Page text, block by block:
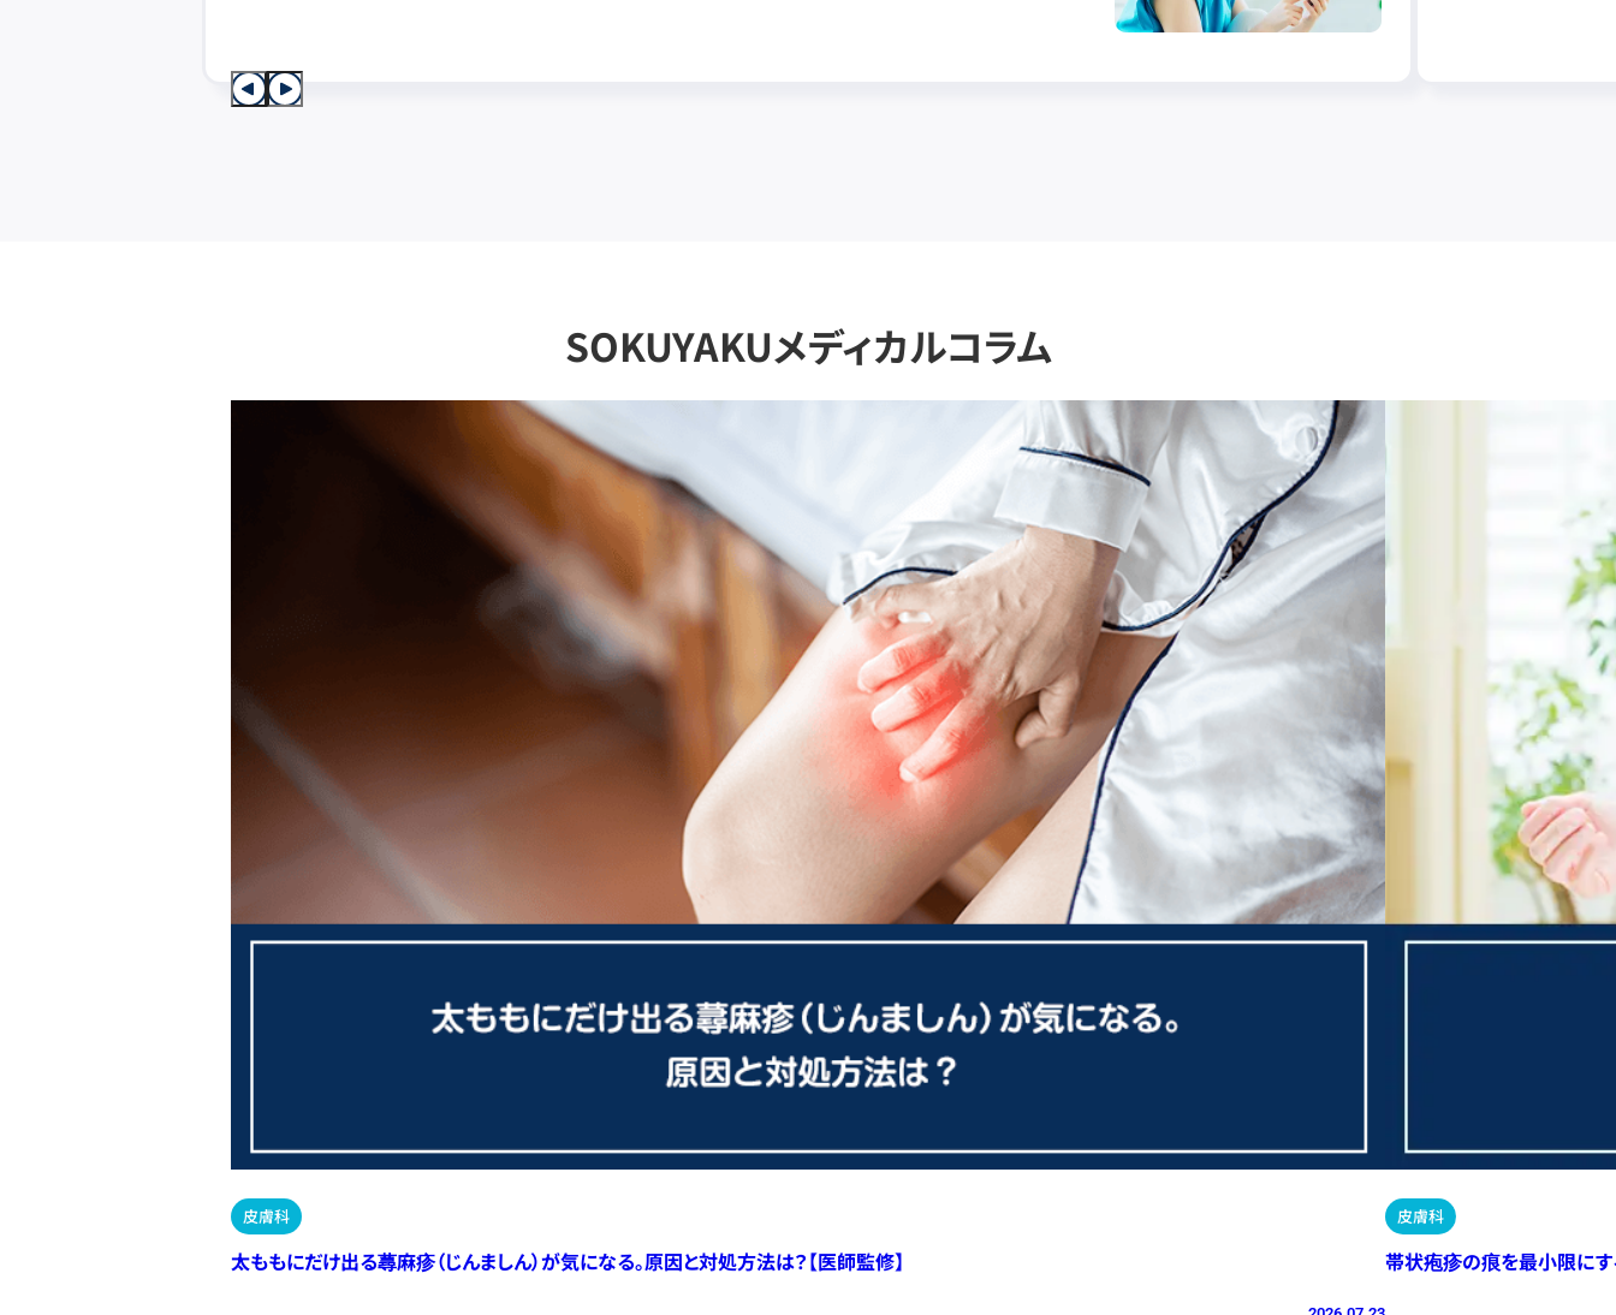
SOKUYAKUメディカルコラム
皮膚科
太ももにだけ出る蕁麻疹（じんましん）が気になる。原因と対処方法は？【医師監修】
皮膚科
帯状疱疹の痕を最小限にす